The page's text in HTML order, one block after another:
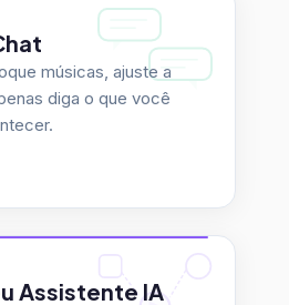
músicas, ajuste a
diga o que você
Assistente IA
personalidades de IA